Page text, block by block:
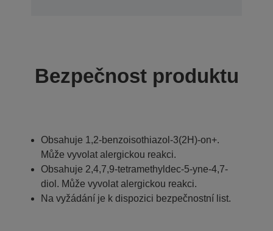
Bezpečnost produktu
Obsahuje 1,2-benzoisothiazol-3(2H)-on+.
Může vyvolat alergickou reakci.
Obsahuje 2,4,7,9-tetramethyldec-5-yne-4,7-
diol. Může vyvolat alergickou reakci.
Na vyžádání je k dispozici bezpečnostní list.